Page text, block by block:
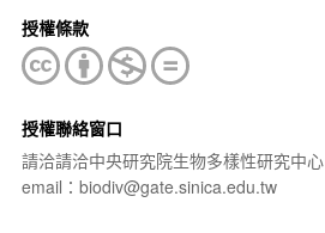
授權條款
授權聯絡窗口
請洽請洽中央研究院生物多樣性研究中心
email：biodiv@gate.sinica.edu.tw